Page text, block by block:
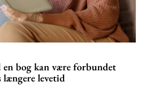
en bog kan være forbundet
længere levetid